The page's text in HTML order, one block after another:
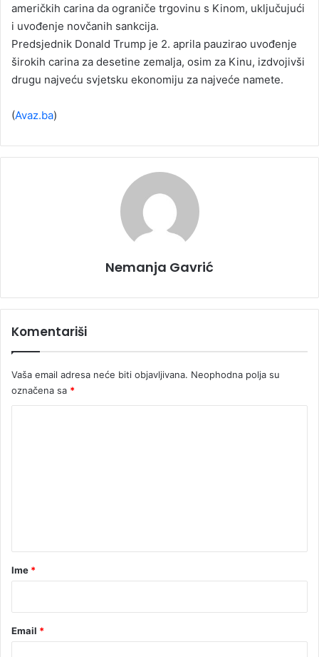
američkih carina da ograniče trgovinu s Kinom, uključujući
i uvođenje novčanih sankcija.
Predsjednik Donald Trump je 2. aprila pauzirao uvođenje
širokih carina za desetine zemalja, osim za Kinu, izdvojivši
drugu najveću svjetsku ekonomiju za najveće namete.
(Avaz.ba)
Nemanja Gavrić
Komentariši
Vaša email adresa neće biti objavljivana. Neophodna polja su
označena sa *
rIme *
Email *